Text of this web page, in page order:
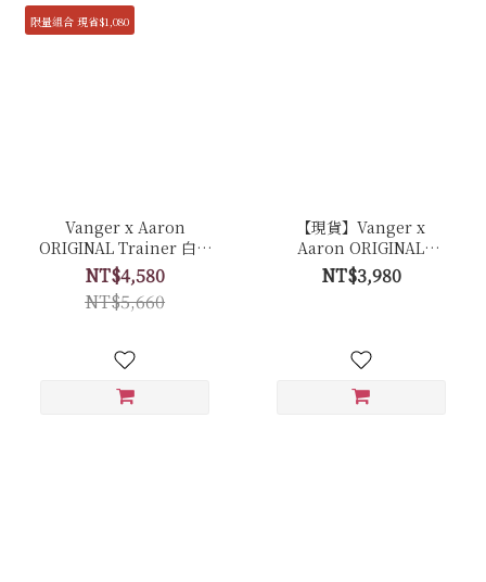
限量組合 現省$1,080
Vanger x Aaron
ORIGINAL Trainer 白色
經典復古休閒鞋 聯名限量
套組 - Ca006皚白色(膠底)
NT$4,580
NT$5,660
【現貨】Vanger x
Aaron ORIGINAL
Trainer 白色經典復古休
閒鞋 - Ca007皚白色(膠底)
NT$3,980